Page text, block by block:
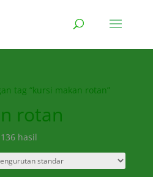
tag “kursi makan rotan”
rotan
hasil